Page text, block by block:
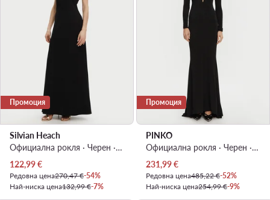
Промоция
Silvian Heach
Официална рокля · Черен · Макси
Актуална цена
122,99€
Редовна цена270,47 €-54%
Най-ниска цена132,99 €-7%
Промоция
PINKO
Официална рокля · Черен · Макси
Актуална цена
231,99€
Редовна цена485,22 €-52%
Най-ниска цена254,99 €-9%